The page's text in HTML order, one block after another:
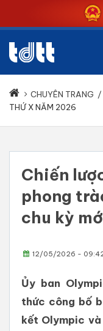
CHUYÊN TRANG /
THỨ X NĂM 2026
Chiến
phong
chu kỳ
12/05/2026 -
Ủy ban
thức công bố
kết Olympic